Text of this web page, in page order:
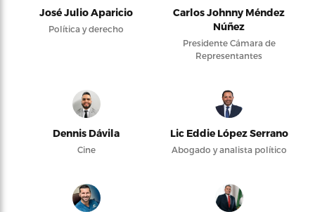
José Julio Aparicio
Política y derecho
Carlos Johnny Méndez
Núñez
Presidente Cámara de
Representantes
Dennis Dávila
Cine
Lic Eddie López Serrano
Abogado y analista político